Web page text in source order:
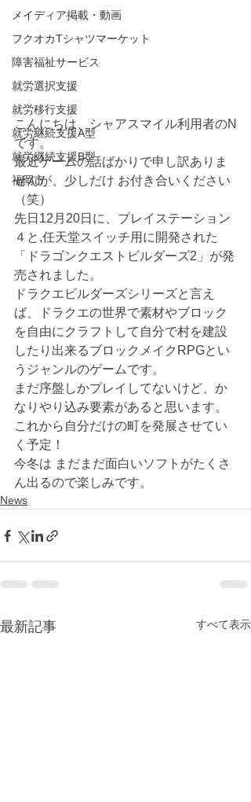
メイディア掲載・動画
フクオカTシャツマーケット
障害福祉サービス
就労選択支援
就労移行支援
就労継続支援A型
就労継続支援B型
福岡市
こんにちは、シャアスマイル利用者のN
です。
最近ゲームの話ばかりで申し訳ありま
せんが、少しだけ お付き合いください
（笑）
先日12月20日に、プレイステーション
４と,任天堂スイッチ用に開発された
「ドラゴンクエストビルダーズ2」が発
売されました。
ドラクエビルダーズシリーズと言え
ば、ドラクエの世界で素材やブロック
を自由にクラフトして自分で村を建設
したり出来るブロックメイクRPGとい
うジャンルのゲームです。
まだ序盤しかプレイしてないけど、か
なりやり込み要素があると思います。
これから自分だけの町を発展させてい
く予定！
今冬は まだまだ面白いソフトがたくさ
ん出るので楽しみです。
News
最新記事 すべて表示